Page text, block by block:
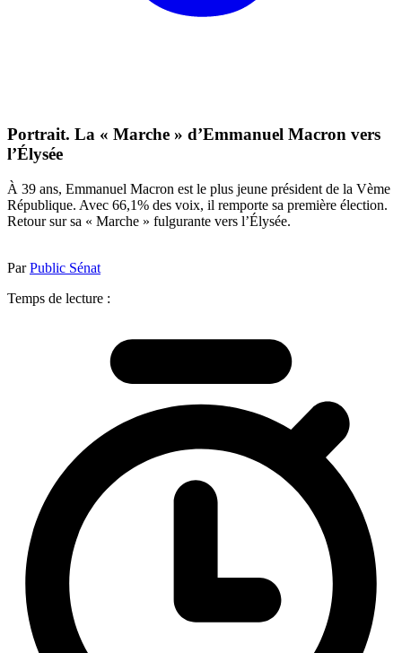
Portrait. La « Marche » d’Emmanuel Macron vers
l’Élysée
À 39 ans, Emmanuel Macron est le plus jeune président de la Vème
République. Avec 66,1% des voix, il remporte sa première élection.
Retour sur sa « Marche » fulgurante vers l’Élysée.
ParPublic Sénat
Temps de lecture :